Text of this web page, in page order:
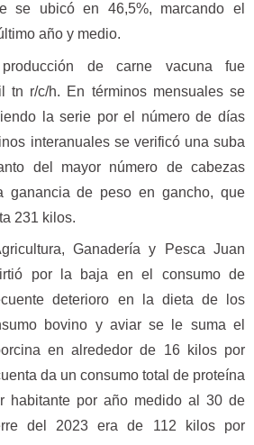
se ubicó en 46,5%, marcando el
año y medio.
de carne vacuna fue
tn r/c/h. En términos mensuales se
la serie por el número de días
interanuales se verificó una suba
del mayor número de cabezas
ganancia de peso en gancho, que
231 kilos.
Ganadería y Pesca Juan
por la baja en el consumo de
deterioro en la dieta de los
bovino y aviar se le suma el
en alrededor de 16 kilos por
da un consumo total de proteína
habitante por año medido al 30 de
del 2023 era de 112 kilos por